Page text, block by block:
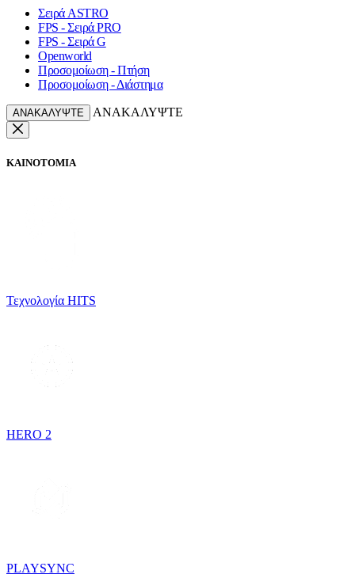
Σειρά ASTRO
FPS - Σειρά PRO
FPS - Σειρά G
Openworld
Προσομοίωση - Πτήση
Προσομοίωση - Διάστημα
ΑΝΑΚΑΛΥΨΤΕ ΑΝΑΚΑΛΥΨΤΕ
ΚΑΙΝΟΤΟΜΙΑ
Τεχνολογία HITS
HERO 2
PLAYSYNC